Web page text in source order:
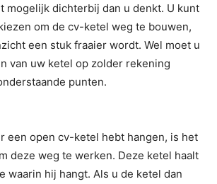
mogelijk dichterbij dan u denkt. U kunt
om de cv-ketel weg te bouwen,
een stuk fraaier wordt. Wel moet u
van uw ketel op zolder rekening
punten.
een open cv-ketel hebt hangen, is het
deze weg te werken. Deze ketel haalt
waarin hij hangt. Als u de ketel dan